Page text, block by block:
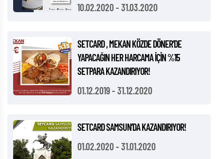
10.02.2020- 31.03.2020
SETCARD , MEKAN KÖZDE DÖNER’DE
YAPACAĞIN HER HARCAMA İÇİN %15
SETPARA KAZANDIRIYOR!
01.12.2019- 31.12.2020
SETCARD SAMSUN’DA KAZANDIRIYOR!
01.02.2020- 31.01.2020